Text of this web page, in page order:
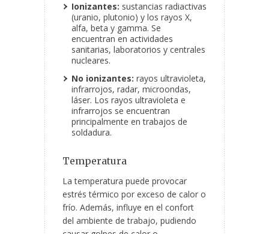
Ionizantes: sustancias radiactivas
(uranio, plutonio) y los rayos X,
alfa, beta y gamma. Se
encuentran en actividades
sanitarias, laboratorios y centrales
nucleares.
No ionizantes: rayos ultravioleta,
infrarrojos, radar, microondas,
láser. Los rayos ultravioleta e
infrarrojos se encuentran
principalmente en trabajos de
soldadura.
Temperatura
La temperatura puede provocar
estrés térmico por exceso de calor o
frío. Además, influye en el confort
del ambiente de trabajo, pudiendo